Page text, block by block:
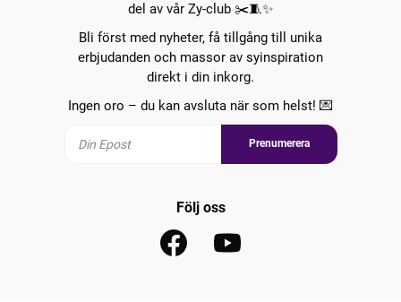
del av vår Zy-club ✂️🧵✨
Bli först med nyheter, få tillgång till unika
erbjudanden och massor av syinspiration
direkt i din inkorg.
Ingen oro – du kan avsluta när som helst! 💌
Prenumerera
Följ oss